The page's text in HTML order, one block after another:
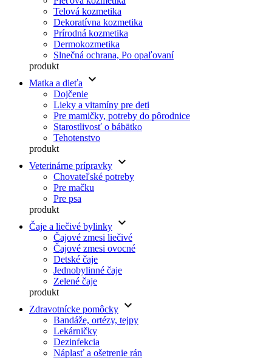
Telová kozmetika
Dekoratívna kozmetika
Prírodná kozmetika
Dermokozmetika
Slnečná ochrana, Po opaľovaní
produkt
Matka a dieťa
keyboard_arrow_down
Dojčenie
Lieky a vitamíny pre deti
Pre mamičky, potreby do pôrodnice
Starostlivosť o bábätko
Tehotenstvo
produkt
Veterinárne prípravky keyboard_arrow_down
Chovateľské potreby
Pre mačku
Pre psa
produkt
Čaje a liečivé bylinky keyboard_arrow_down
Čajové zmesi liečivé
Čajové zmesi ovocné
Detské čaje
Jednobylinné čaje
Zelené čaje
produkt
Zdravotnícke pomôcky keyboard_arrow_down
Bandáže, ortézy, tejpy
Lekárničky
Dezinfekcia
Náplasť a ošetrenie rán